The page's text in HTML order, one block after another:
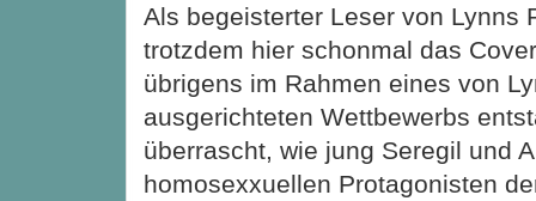
Als begeisterter Leser von Lynns
trotzdem hier schonmal das
übrigens im Rahmen eines von
ausgerichteten Wettbewerbs
überrascht, wie jung Seregil und
homosexxuellen Protagonisten